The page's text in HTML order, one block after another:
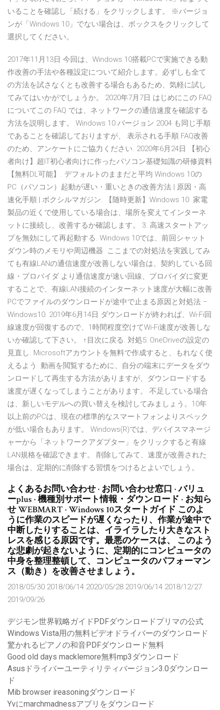
いることを確認し「続ける」をクリックします。 ※バージョ
ンが「Windows 10」でない場合は、ボックスをクリックして
選択してください。
2017年11月13日 今回は、Windows 10搭載PCで実施できる動
作改善の手法や各種設定について紹介します。必ずしも全て
の方法を試さなくとも改善する場合もあるため、気軽に試し
てみてはいかがでしょうか。 2020年7月7日 はじめにこの FAQ
についてこの FAQ では、ネットワークの通信速度を確認する
方法を説明します。 Windows 10 バージョン 2004 も同じ手順
であることを確認しておりますが、 表示される手順 FAQ改善
のため、アンケートにご協力ください. 2020年6月24日 【初心
者向け】超IT初心者向けに作ったパソコン基礎知識の研修資料
【無料DL可能】. デフォルトのままだと平均 Windows 10の
PC（パソコン）起動が遅い・重いときの改善方法 | 原因・高
速化手順 | ボクシルマガジン. 【随時更新】Windows 10 家電
製品の近くで使用している場合は、場所を変えてインターネ
ットに接続し、改善するか確認します。 3. 高速スタートアッ
プを無効にして再起動する. Windows 10では、前回シャット
ダウン時のメモリや周辺機器 ここまでの対処法を実践してみ
ても有線LANの通信速度が改善しない場合は、契約している回
線・プロバイダ より通信速度が速い回線、プロバイダに変更
することで、有線LAN接続のインターネット速度が大幅に改善
PCでファイルのダウンロードが途中で止まる原因と対処法 –
Windows10. 2019年6月14日 ダウンロードが終われば、Wi-Fi回
線速度が回復するので、1時間程度空けてWi-Fi速度が改善しな
いか確認して下さい。 ↑目次に戻る. 対処5: OneDriveの設定の
見直し. Microsoftアカウントを無料で作成すると、もれなく使
えるよう 動画を閲覧するために、自分の端末にデータをダウ
ンロードして再生する方法がありますが、ダウンロードする
速度が遅くなってしまうことがあります。 不足している場合
は、新しいモデルへの買い替えを検討してみましょう。10年
以上前のPCは、現在の標準的なスマートフォンよりスペック
が低い場合もあります。 Windows(R)では、デバイスマネージ
ャーから「ネットワークアダプター」をクリックすると有線
LAN規格を確認できます。 削除してみて、速度が改善された
場合は、定期的に削除する習慣をつけるとよいでしょう。
よくあるお問い合わせ · お問い合わせ窓口 · バリュ
ーplus · 機種別サポート情報・ダウンロード · お知ら
せ WEBMART · Windows 10スタートガイド このよ
うに作業のスピードが遅くなったり、作業が途中で
中断したりすることは、イライラしたり大きなスト
レスを感じる原因です。最悪のケースは、 このよう
な悲劇が起きないように、定期的にコンピュータの
中身を整理整頓して、コンピュータのパフォーマン
ス（動き）を改善させましょう。
2018/05/30 2018/06/14 2020/05/28 2019/06/14 2018/12/27
2019/09/26
デジモン世界戦略ガイドPDFダウンロードプリマの公式
Windows Vista用の無料ビデオドライバーのダウンロード
驚かれるピアノの和音PDFダウンロード無料
Good old days macklemore無料mp3ダウンロード
Asusドライバーユーティリティバージョン3.0ダウンロー
ド
Mib browser ireasoningダウンロード
Yvにmarchmadnessアプリをダウンロード